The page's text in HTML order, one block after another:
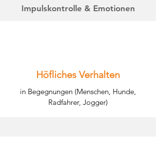
Impulskontrolle & Emotionen
Höfliches Verhalten
in Begegnungen (Menschen, Hunde,
Radfahrer, Jogger)